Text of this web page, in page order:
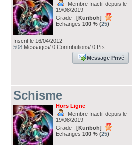
Membre Inactif depuis le
19/08/2019
Grade : [Kuriboh]
Echanges 100 % (25)
Inscrit le 16/04/2012
508 Messages/ 0 Contributions/ 0 Pts
Message Privé
Schisme
Hors Ligne
Membre Inactif depuis le
19/08/2019
Grade : [Kuriboh]
Echanges 100 % (25)